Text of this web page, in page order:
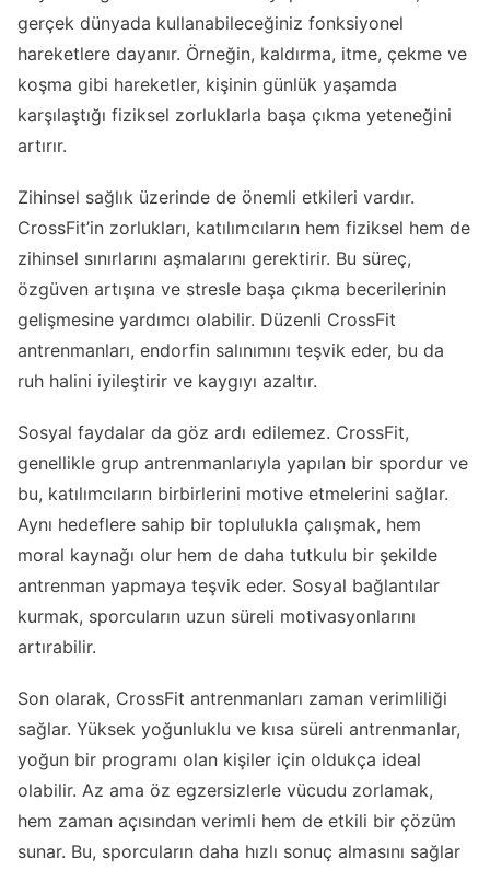
gerçek dünyada kullanabileceğiniz fonksiyonel
hareketlere dayanır. Örneğin, kaldırma, itme, çekme ve
koşma gibi hareketler, kişinin günlük yaşamda
karşılaştığı fiziksel zorluklarla başa çıkma yeteneğini
artırır.
Zihinsel sağlık üzerinde de önemli etkileri vardır.
CrossFit’in zorlukları, katılımcıların hem fiziksel hem de
zihinsel sınırlarını aşmalarını gerektirir. Bu süreç,
özgüven artışına ve stresle başa çıkma becerilerinin
gelişmesine yardımcı olabilir. Düzenli CrossFit
antrenmanları, endorfin salınımını teşvik eder, bu da
ruh halini iyileştirir ve kaygıyı azaltır.
Sosyal faydalar da göz ardı edilemez. CrossFit,
genellikle grup antrenmanlarıyla yapılan bir spordur ve
bu, katılımcıların birbirlerini motive etmelerini sağlar.
Aynı hedeflere sahip bir toplulukla çalışmak, hem
moral kaynağı olur hem de daha tutkulu bir şekilde
antrenman yapmaya teşvik eder. Sosyal bağlantılar
kurmak, sporcuların uzun süreli motivasyonlarını
artırabilir.
Son olarak, CrossFit antrenmanları zaman verimliliği
sağlar. Yüksek yoğunluklu ve kısa süreli antrenmanlar,
yoğun bir programı olan kişiler için oldukça ideal
olabilir. Az ama öz egzersizlerle vücudu zorlamak,
hem zaman açısından verimli hem de etkili bir çözüm
sunar. Bu, sporcuların daha hızlı sonuç almasını sağlar